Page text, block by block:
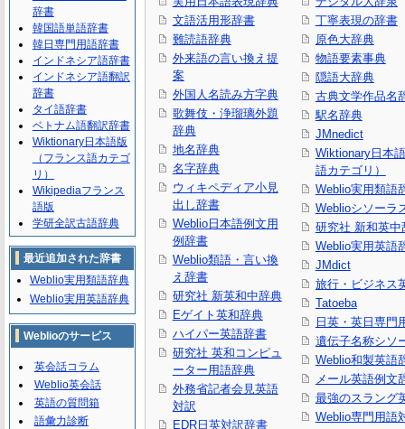
文語活用形辞書
難読語辞典
外来語の言い換え提
案
外国人名読み方字典
歌舞伎・浄瑠璃外題
辞典
地名辞典
名字辞典
ウィキペディア小見
出し辞書
Weblio日本語例文用
例辞書
Weblio類語・言い換
え辞書
研究社 新英和中辞典
Eゲイト英和辞典
ハイパー英語辞書
研究社 英和コンピュ
ーター用語辞典
外務省記者会見英語
対訳
EDR日英対訳辞書
丁寧表現の辞書
原色大辞典
物語要素事典
隠語大辞典
古典文学作品名
駅名辞典
JMnedict
Wiktionary日本
語カテゴリ）
Weblio実用類語
Weblioシソーラ
研究社 新和英中
Weblio実用英語
JMdict
旅行・ビジネス
Tatoeba
日英・英日専門
遺伝子名称シソ
Weblio和製英語
メール英語例文
最強のスラング
Weblio専門用語
辞書
韓国語単語辞書
韓日専門用語辞書
インドネシア語辞書
インドネシア語翻訳
辞書
タイ語辞書
ベトナム語翻訳辞書
Wiktionary日本語版
（フランス語カテゴ
リ）
Wikipediaフランス
語版
学研全訳古語辞典
最近追加された辞書
Weblio実用類語辞典
Weblio実用英語辞典
Weblioのサービス
英会話コラム
Weblio英会話
英語の質問箱
語彙力診断